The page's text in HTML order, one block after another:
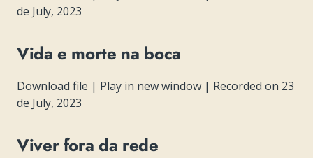
de July, 2023
Vida e morte na boca
Download file | Play in new window | Recorded on 23
de July, 2023
Viver fora da rede